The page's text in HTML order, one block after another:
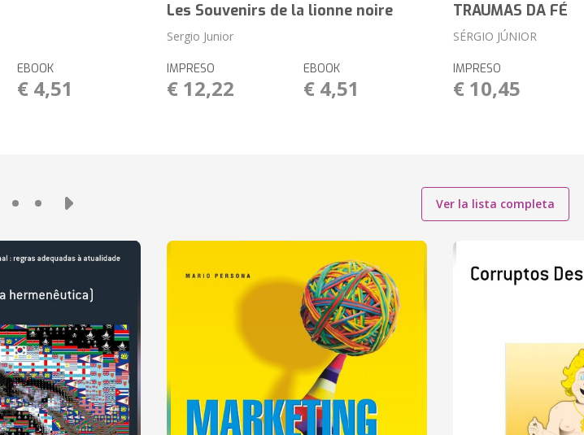
EBOOK
€ 4,51
Les Souvenirs de la lionne noire
Sergio Junior
IMPRESO
€ 12,22
EBOOK
€ 4,51
TRAUMAS DA FÉ
SÉRGIO JÚNIOR
IMPRESO
€ 10,45
Ver la lista completa